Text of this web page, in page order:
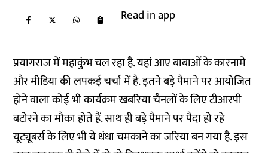
Read in app
प्रयागराज में महाकुंभ चल रहा है. यहां आए बाबाओं के कारनामे
और मीडिया की लपकई चर्चा में है. इतने बड़े पैमाने पर आयोजित
होने वाला कोई भी कार्यक्रम खबरिया चैनलों के लिए टीआरपी
बटोरने का मौका होते हैं. साथ ही बड़े पैमाने पर पैदा हो रहे
यूट्यूबर्स के लिए भी ये धंधा चमकाने का जरिया बन गया है. इस